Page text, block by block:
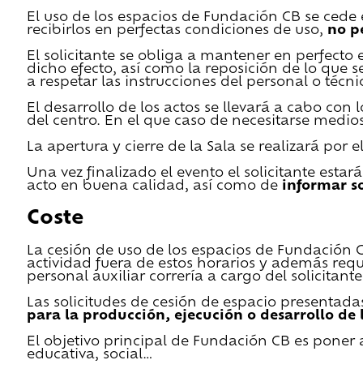
El uso de los espacios de Fundación CB se
recibirlos en perfectas condiciones de uso, no
El solicitante se obliga a mantener en perfecto
dicho efecto, así como la reposición de lo que
a respetar las instrucciones del personal o
El desarrollo de los actos se llevará a cabo
del centro. En el que caso de necesitarse
La apertura y cierre de la Sala se realizará por
Una vez finalizado el evento el solicitante
acto en buena calidad, así como de informar
Coste
La cesión de uso de los espacios de
actividad fuera de estos horarios y además
personal auxiliar correría a cargo del
Las solicitudes de cesión de espacio
para la producción, ejecución o desarrollo de
El objetivo principal de Fundación CB es
educativa, social…